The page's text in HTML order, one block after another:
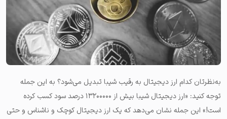
به‌نظرتان کدام ارز دیجیتال به رقیب شیبا تبدیل می‌شود؟ به این جمله
توجه کنید: «ارز دیجیتال شیبا بیش از ۱۳۲۰۰۰۰۰ درصد سود کسب کرده
است!» این جمله نشان می‌دهد که یک ارز دیجیتال کوچک و ناشناس و حتی